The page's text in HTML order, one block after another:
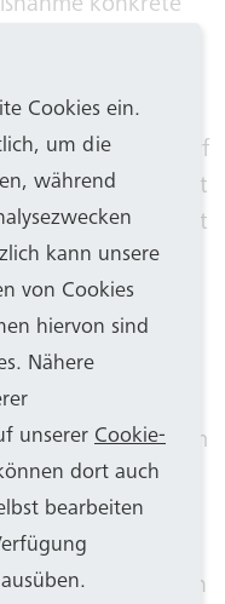
konkrete
Flusswasser-
natürliche
Die
in Plittersdorf
am Standort
werden“, erklärt
von SWB
in Betrieb zu
eine
im
potenzielle
werden
städtischen
Rechenzentren
Cookies ein.
um die
während
kann unsere
von Cookies
hiervon sind
Nähere
unserer Cookie-
dort auch
bearbeiten